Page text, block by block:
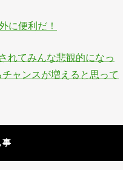
に便利だ！
れてみんな悲観的になっ
ャンスが増えると思って